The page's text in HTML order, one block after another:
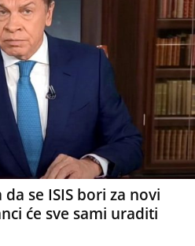
se ISIS bori za novi
će sve sami uraditi